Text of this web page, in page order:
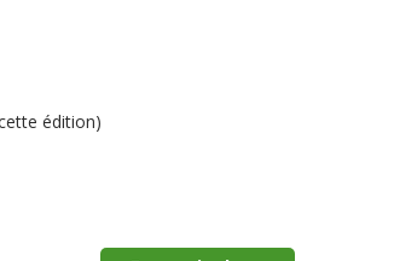
édition)